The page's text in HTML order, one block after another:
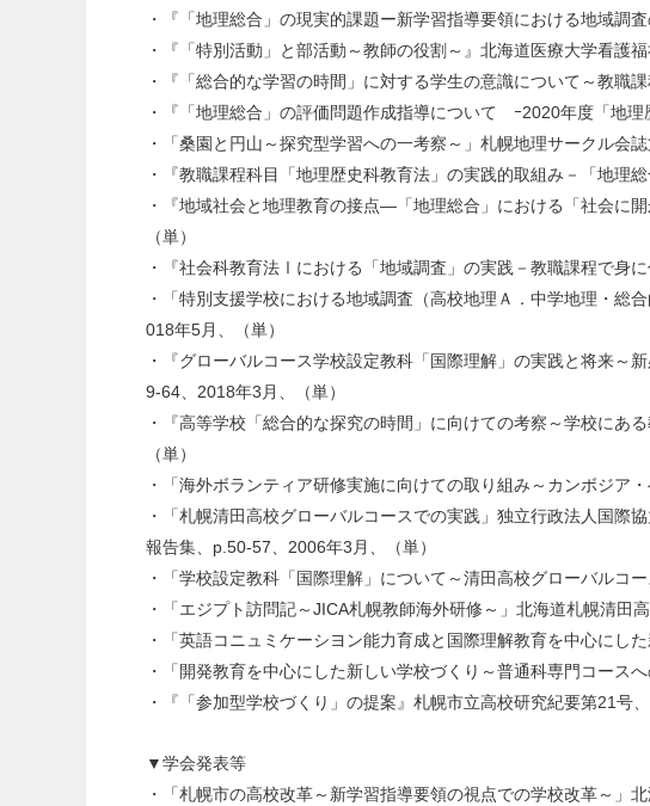
・『「地理総合」の現実的課題ー新学習指導要領における地域調
・『「特別活動」と部活動～教師の役割～』北海道医療大学看護
・『「総合的な学習の時間」に対する学生の意識について～教職
・『「地理総合」の評価問題作成指導について ｰ2020年度「地
・「桑園と円山～探究型学習への一考察～」札幌地理サークル会
・『教職課程科目「地理歴史科教育法」の実践的取組み－「地理
・『地域社会と地理教育の接点―「地理総合」における「社会に
（単）
・『社会科教育法Ⅰにおける「地域調査」の実践－教職課程で身
・「特別支援学校における地域調査（高校地理Ａ．中学地理・
018年5月、（単）
・『グローバルコース学校設定教科「国際理解」の実践と将来
9-64、2018年3月、（単）
・『高等学校「総合的な探究の時間」に向けての考察～学校にあ
（単）
・「海外ボランティア研修実施に向けての取り組み～カンボジア
・「札幌清田高校グローバルコースでの実践」独立行政法人国
報告集、p.50-57、2006年3月、（単）
・「学校設定教科「国際理解」について～清田高校グローバルコ
・「エジプト訪問記～JICA札幌教師海外研修～」北海道札幌清田
・「英語コニュミケーシヨン能力育成と国際理解教育を中心にし
・「開発教育を中心にした新しい学校づくり～普通科専門コース
・『「参加型学校づくり」の提案』札幌市立高校研究紀要第21号
▼学会発表等
・「札幌市の高校改革～新学習指導要領の視点での学校改革～」